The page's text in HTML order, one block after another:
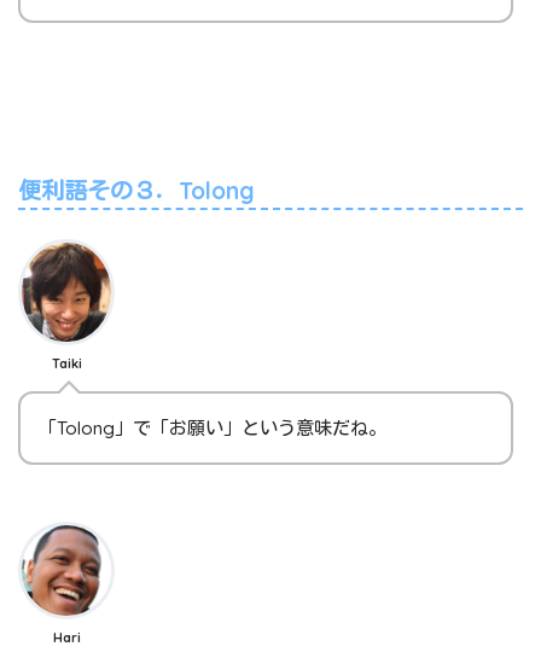
便利語その３．Tolong
Taiki
「Tolong」で「お願い」という意味だね。
Hari